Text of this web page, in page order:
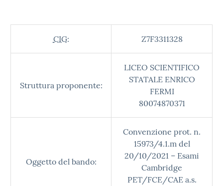
CIG: Z7F3311328
Struttura proponente:
LICEO SCIENTIFICO
STATALE ENRICO
FERMI
80074870371
Oggetto del bando:
Convenzione prot. n.
15973/4.1.m del
20/10/2021 – Esami
Cambridge
PET/FCE/CAE a.s.